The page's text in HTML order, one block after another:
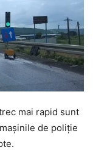
mai rapid sunt
de poliție